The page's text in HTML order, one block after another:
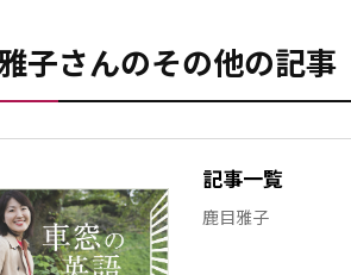
子さんのその他の記事
記事一覧
鹿目雅子